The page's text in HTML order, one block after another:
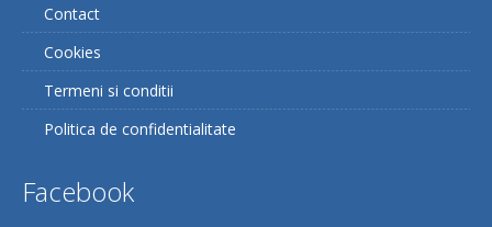
Contact
Cookies
Termeni si conditii
Politica de confidentialitate
Facebook